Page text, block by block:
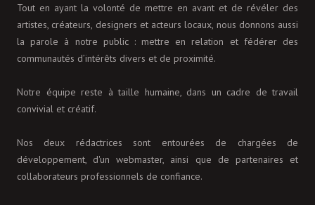
Tout en ayant la volonté de mettre en avant et de révéler des
artistes, créateurs, designers et acteurs locaux, nous donnons aussi
la parole à notre public : mettre en relation et fédérer des
communautés d’intérêts divers et de proximité.
Notre équipe reste à taille humaine, dans un cadre de travail
convivial et créatif.
Nos deux rédactrices sont entourées de chargées de
développement, d'un webmaster, ainsi que de partenaires et
collaborateurs professionnels de confiance.